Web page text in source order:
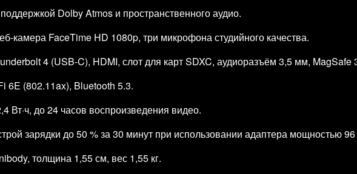
Dolby Atmos и пространственного аудио.
FaceTime HD 1080p, три микрофона студийного качества.
4 (USB‑C), HDMI, слот для карт SDXC, аудиоразъём 3,5 мм, MagSafe
6E (802.11ax), Bluetooth 5.3.
Вт·ч, до 24 часов воспроизведения видео.
зарядки до 50 % за 30 минут при использовании адаптера мощностью
толщина 1,55 см, вес 1,55 кг.